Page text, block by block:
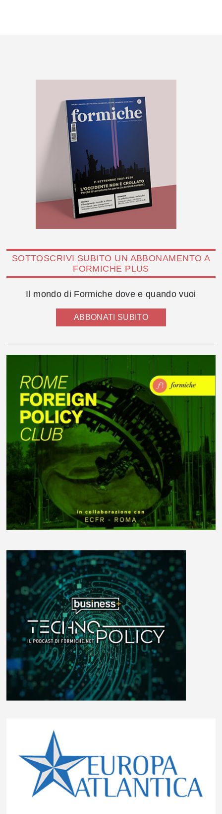
SOTTOSCRIVI SUBITO UN ABBONAMENTO A
FORMICHE PLUS
Il mondo di Formiche dove e quando vuoi
ABBONATI SUBITO